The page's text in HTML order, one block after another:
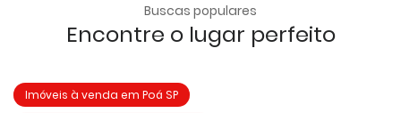
Buscas populares
Encontre o lugar perfeito
Imóveis à venda em Poá SP